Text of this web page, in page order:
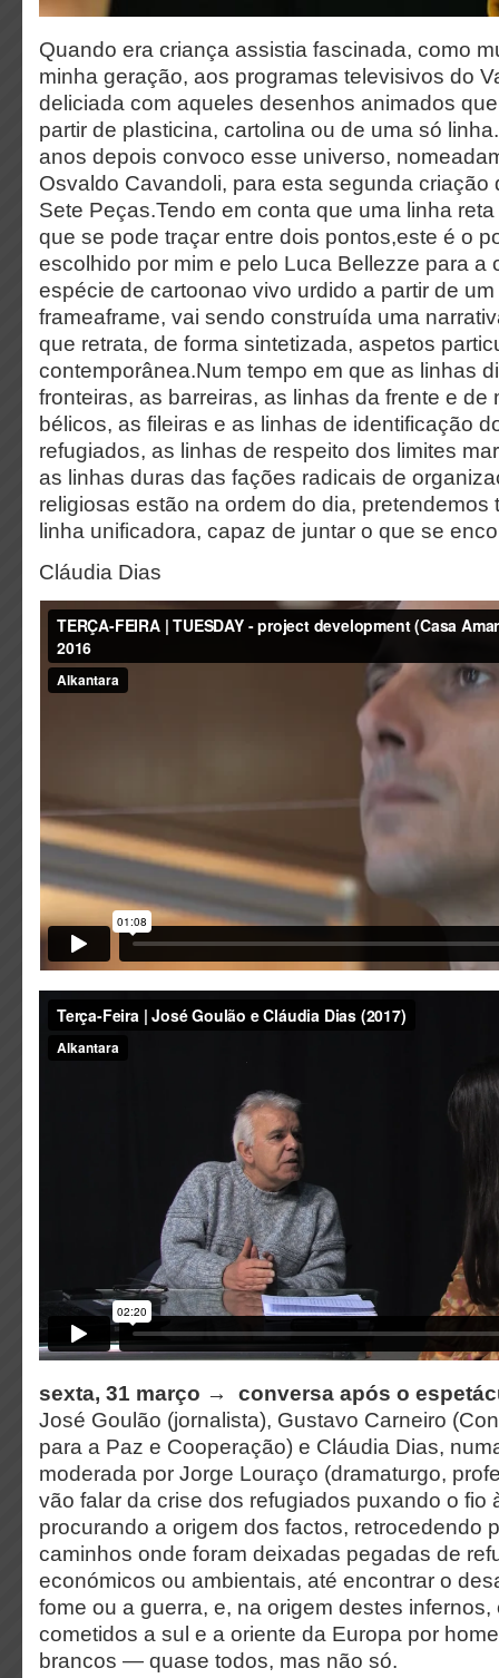
Quando era criança assistia fascinada, como
minha geração, aos programas televisivos do
deliciada com aqueles desenhos animados
partir de plasticina, cartolina ou de uma só
anos depois convoco esse universo,
Osvaldo Cavandoli, para esta segunda criação
Sete Peças.Tendo em conta que uma linha
que se pode traçar entre dois pontos,este é o
escolhido por mim e pelo Luca Bellezze para a
espécie de cartoonao vivo urdido a partir de
frameaframe, vai sendo construída uma
que retrata, de forma sintetizada, aspetos
contemporânea.Num tempo em que as linhas
fronteiras, as barreiras, as linhas da frente e de
bélicos, as fileiras e as linhas de identificação
refugiados, as linhas de respeito dos limites
as linhas duras das fações radicais de
religiosas estão na ordem do dia, pretendemos
linha unificadora, capaz de juntar o que se
Cláudia Dias
sexta, 31 março → conversa após o
José Goulão (jornalista), Gustavo Carneiro
para a Paz e Cooperação) e Cláudia Dias,
moderada por Jorge Louraço (dramaturgo,
vão falar da crise dos refugiados puxando o fio
procurando a origem dos factos, retrocedendo
caminhos onde foram deixadas pegadas de
económicos ou ambientais, até encontrar o
fome ou a guerra, e, na origem destes
cometidos a sul e a oriente da Europa por
brancos — quase todos, mas não só.